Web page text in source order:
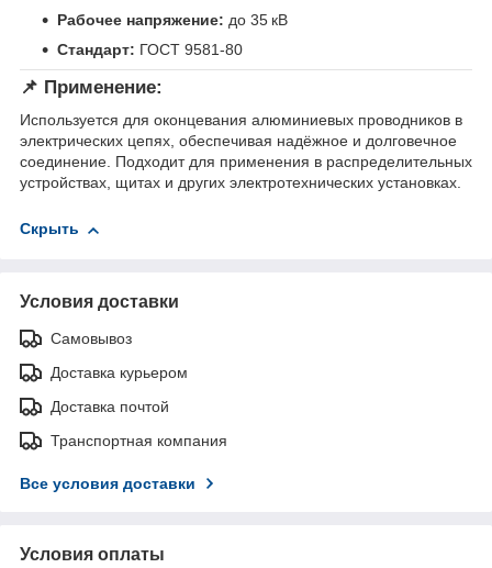
Рабочее напряжение: до 35 кВ
Стандарт: ГОСТ 9581-80
📌 Применение:
Используется для оконцевания алюминиевых проводников в
электрических цепях, обеспечивая надёжное и долговечное
соединение. Подходит для применения в распределительных
устройствах, щитах и других электротехнических установках.
Скрыть
Условия доставки
Самовывоз
Доставка курьером
Доставка почтой
Транспортная компания
Все условия доставки
Условия оплаты